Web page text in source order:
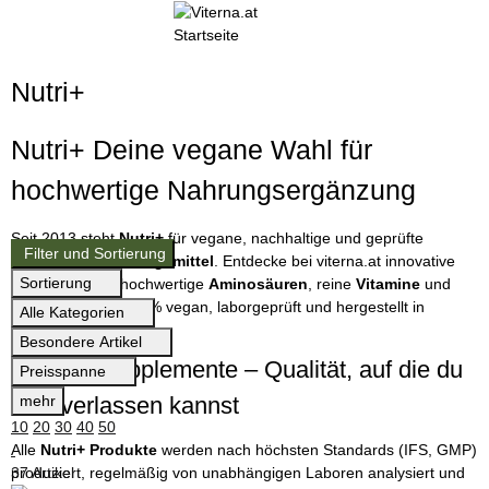
Nutri+
Nutri+ Deine vegane Wahl für
hochwertige Nahrungsergänzung
Seit 2013 stehtNutri+für vegane, nachhaltige und geprüfte
Nahrungsergänzungsmittel. Entdecke bei viterna.at innovative
Proteinpulver
, hochwertige Aminosäuren, reine Vitamine und
Mineralstoffe – 100 % vegan, laborgeprüft und hergestellt in
Deutschland.
Vegane Supplemente – Qualität, auf die du
dich verlassen kannst
Alle Nutri+ Produkte werden nach höchsten Standards (IFS, GMP)
produziert, regelmäßig von unabhängigen Laboren analysiert und
Filter und Sortierung
Sortierung
Alle Kategorien
Besondere Artikel
Preisspanne
mehr
10 20 30 40 50
37 Artikel